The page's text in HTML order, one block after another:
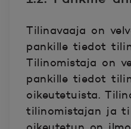
Tilinavaaja on
pankille tiedot
Tilinomistaja on
pankille tiedot
oikeutetuista.
tilinomistajan ja